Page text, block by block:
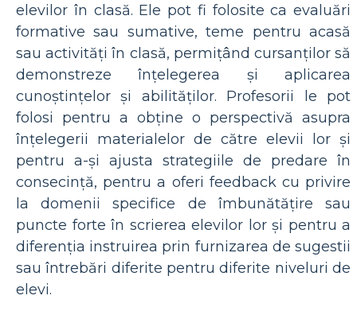
elevilor în clasă. Ele pot fi folosite ca evaluări
formative sau sumative, teme pentru acasă
sau activități în clasă, permițând cursanților să
demonstreze înțelegerea și aplicarea
cunoștințelor și abilităților. Profesorii le pot
folosi pentru a obține o perspectivă asupra
înțelegerii materialelor de către elevii lor și
pentru a-și ajusta strategiile de predare în
consecință, pentru a oferi feedback cu privire
la domenii specifice de îmbunătățire sau
puncte forte în scrierea elevilor lor și pentru a
diferenția instruirea prin furnizarea de sugestii
sau întrebări diferite pentru diferite niveluri de
elevi.